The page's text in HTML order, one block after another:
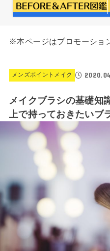
※本ページはプロモーショ
メンズポイントメイク
メイクブラシの基礎知
上で持っておきたいブ